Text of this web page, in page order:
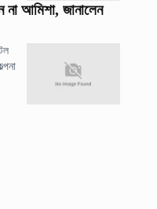
আমিশা, জানালেন